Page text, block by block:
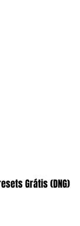
Grátis (DNG)